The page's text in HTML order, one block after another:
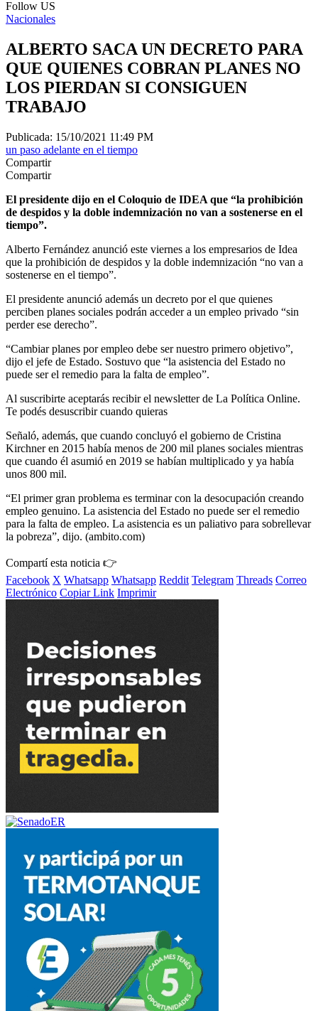
Follow US
Nacionales
ALBERTO SACA UN DECRETO PARA
QUE QUIENES COBRAN PLANES NO
LOS PIERDAN SI CONSIGUEN
TRABAJO
Publicada: 15/10/2021 11:49 PM
un paso adelante en el tiempo
Compartir
Compartir
El presidente dijo en el Coloquio de IDEA que “la prohibición
de despidos y la doble indemnización no van a sostenerse en el
tiempo”.
Alberto Fernández anunció este viernes a los empresarios de Idea
que la prohibición de despidos y la doble indemnización “no van a
sostenerse en el tiempo”.
El presidente anunció además un decreto por el que quienes
perciben planes sociales podrán acceder a un empleo privado “sin
perder ese derecho”.
“Cambiar planes por empleo debe ser nuestro primero objetivo”,
dijo el jefe de Estado. Sostuvo que “la asistencia del Estado no
puede ser el remedio para la falta de empleo”.
Al suscribirte aceptarás recibir el newsletter de La Política Online.
Te podés desuscribir cuando quieras
Señaló, además, que cuando concluyó el gobierno de Cristina
Kirchner en 2015 había menos de 200 mil planes sociales mientras
que cuando él asumió en 2019 se habían multiplicado y ya había
unos 800 mil.
“El primer gran problema es terminar con la desocupación creando
empleo genuino. La asistencia del Estado no puede ser el remedio
para la falta de empleo. La asistencia es un paliativo para sobrellevar
la pobreza”, dijo. (ambito.com)
Compartí esta noticia 👉
Facebook X Whatsapp Whatsapp Reddit Telegram Threads Correo
Electrónico Copiar Link Imprimir